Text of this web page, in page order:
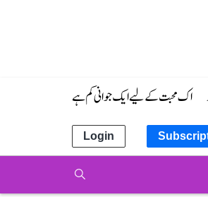
اک محبت کے لیے ایک جوانی کم ہے
Login